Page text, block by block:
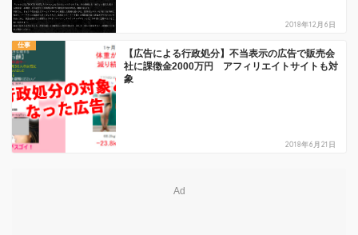
2018年12月6日
仕事
【広告による行政処分】不当表示の広告で販売会
社に課徴金2000万円 アフィリエイトサイトも対
象
2018年6月21日
Ad